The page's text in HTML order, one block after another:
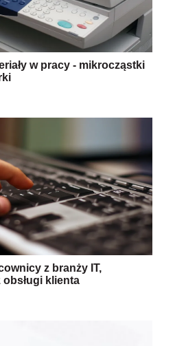
w pracy - mikrocząstki
z branży IT,
klienta